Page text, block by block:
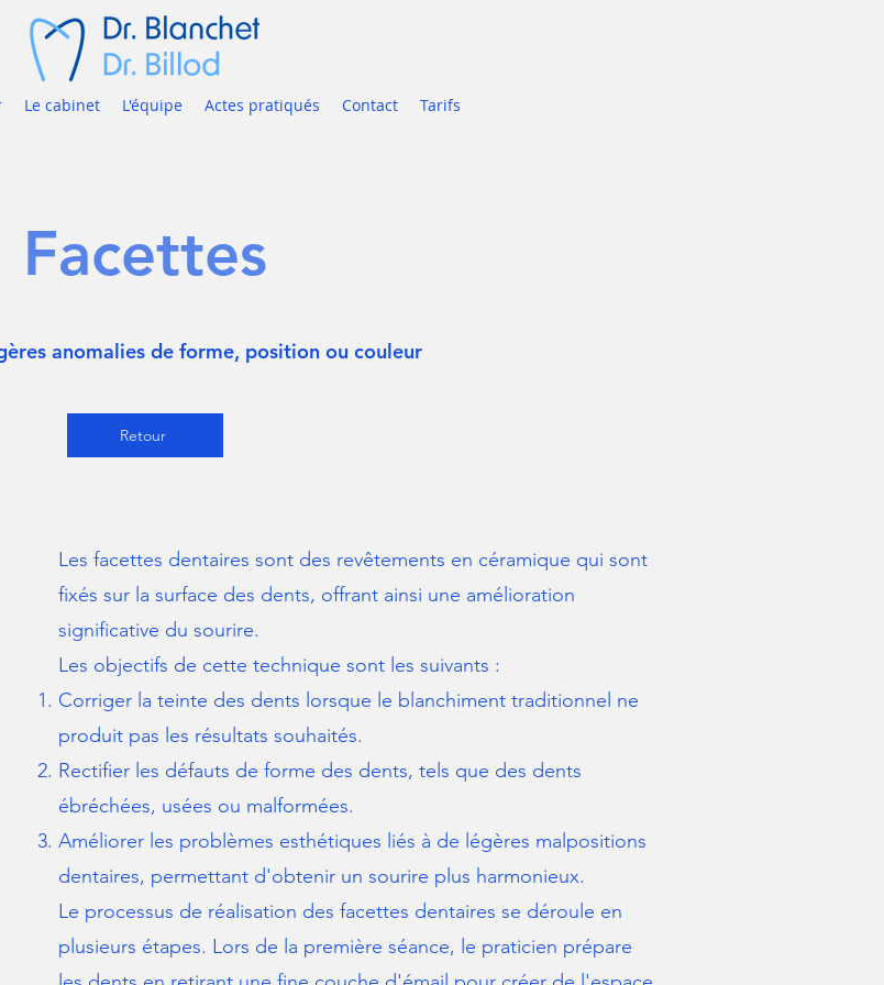
Le cabinet L'équipe Actes pratiqués Contact Tarifs
Facettes
anomalies de forme, position ou couleur
Retour
Les facettes dentaires sont des revêtements en céramique qui sont
fixés sur la surface des dents, offrant ainsi une amélioration
significative du sourire.
Les objectifs de cette technique sont les suivants :
Corriger la teinte des dents lorsque le blanchiment traditionnel ne
produit pas les résultats souhaités.
Rectifier les défauts de forme des dents, tels que des dents
ébréchées, usées ou malformées.
Améliorer les problèmes esthétiques liés à de légères malpositions
dentaires, permettant d'obtenir un sourire plus harmonieux.
Le processus de réalisation des facettes dentaires se déroule en
plusieurs étapes. Lors de la première séance, le praticien prépare